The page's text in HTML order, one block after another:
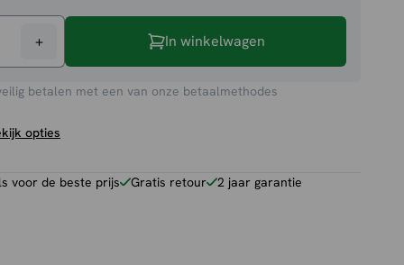
+ In winkelwagen
betalen met een van onze betaalmethodes
opties
voor de beste prijs Gratis retour 2 jaar garantie